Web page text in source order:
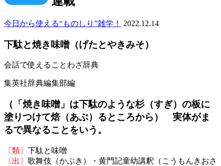
今日から使える“ものしり”雑学！ 2022.12.14
下駄と焼き味噌（げたとやきみそ）
会話で使えることわざ辞典
集英社辞典編集部編
（「焼き味噌」は下駄のような杉（すぎ）の板に
塗りつけて焙（あぶ）るところから） 実体がま
るで異なることをいう。
〔類〕 下駄と味噌
〔出〕 歌舞伎（かぶき）・黄門記童幼講釈（こうもんきおさ